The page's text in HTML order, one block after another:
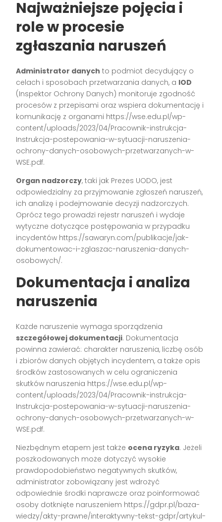
Najważniejsze pojęcia i
role w procesie
zgłaszania naruszeń
Administrator danych to podmiot decydujący o
celach i sposobach przetwarzania danych, a IOD
(Inspektor Ochrony Danych) monitoruje zgodność
procesów z przepisami oraz wspiera dokumentację i
komunikację z organami https://wse.edu.pl/wp-
content/uploads/2023/04/Pracownik-instrukcja-
Instrukcja-postepowania-w-sytuacji-naruszenia-
ochrony-danych-osobowych-przetwarzanych-w-
WSE.pdf.
Organ nadzorczy, taki jak Prezes UODO, jest
odpowiedzialny za przyjmowanie zgłoszeń naruszeń,
ich analizę i podejmowanie decyzji nadzorczych.
Oprócz tego prowadzi rejestr naruszeń i wydaje
wytyczne dotyczące postępowania w przypadku
incydentów https://sawaryn.com/publikacje/jak-
dokumentowac-i-zglaszac-naruszenia-danych-
osobowych/.
Dokumentacja i analiza
naruszenia
Każde naruszenie wymaga sporządzenia
szczegółowej dokumentacji. Dokumentacja
powinna zawierać: charakter naruszenia, liczbę osób
i zbiorów danych objętych incydentem, a także opis
środków zastosowanych w celu ograniczenia
skutków naruszenia https://wse.edu.pl/wp-
content/uploads/2023/04/Pracownik-instrukcja-
Instrukcja-postepowania-w-sytuacji-naruszenia-
ochrony-danych-osobowych-przetwarzanych-w-
WSE.pdf.
Niezbędnym etapem jest także ocena ryzyka. Jeżeli
poszkodowanych może dotyczyć wysokie
prawdopodobieństwo negatywnych skutków,
administrator zobowiązany jest wdrożyć
odpowiednie środki naprawcze oraz poinformować
osoby dotknięte naruszeniem https://gdpr.pl/baza-
wiedzy/akty-prawne/interaktywny-tekst-gdpr/artykul-